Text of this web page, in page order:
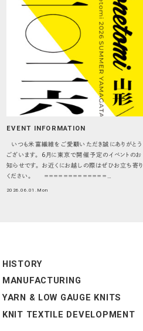
EVENT INFORMATION
いつも米富繊維をご愛顧いただき誠にありがとう
ございます。 6月に東京で開催予定のイベントのお
知らせです。 お近くにお越しの際はぜひお立ち寄り
ください。 ＝＝＝＝＝＝＝＝＝＝＝＝＝…
2026.06.01.Mon
HISTORY
MANUFACTURING
YARN & LOW GAUGE KNITS
KNIT TEXTILE DEVELOPMENT